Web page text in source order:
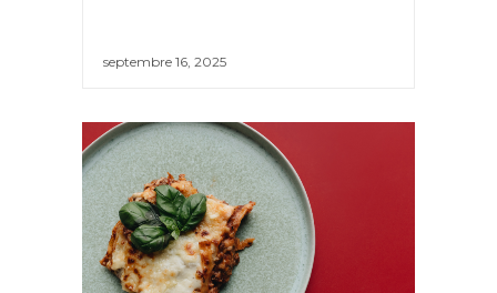
septembre 16, 2025